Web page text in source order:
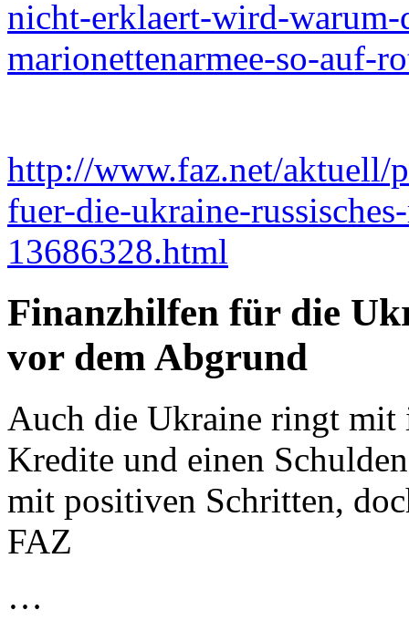
nicht-erklaert-wird-
marionettenarmee-so-auf-
http://www.faz.net/aktuell/
fuer-die-ukraine-
13686328.html
Finanzhilfen für die
vor dem Abgrund
Auch die Ukraine ringt mit
Kredite und einen
mit positiven Schritten,
FAZ
…